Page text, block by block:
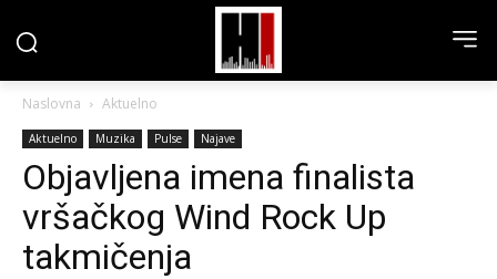
Naslovna Aktuelno
Aktuelno Muzika Pulse Najave
Objavljena imena finalista
vršačkog Wind Rock Up
takmičenja